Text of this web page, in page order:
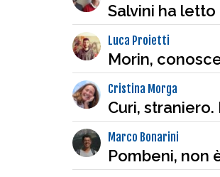
Salvini ha letto
Luca Proietti
Morin,
Cristina Morga
Curi,
Marco Bonarini
Pombeni, non